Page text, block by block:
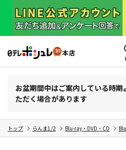
お盆期間中はご案内している時
ただく場合があります
トップ らんま1/2 Blu-ray・DVD・CD